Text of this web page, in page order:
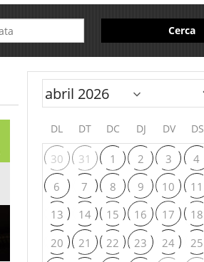
Cerca
DL DT DC DJ DV DS
30 31 1 2 3 4
6
7 8 9 10 11
13
14 15 16 17 18
20
21 22 23 24 25